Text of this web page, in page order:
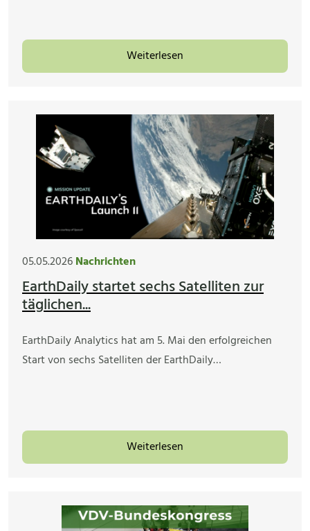
Weiterlesen
05.05.2026Nachrichten
EarthDaily startet sechs Satelliten zur
täglichen...
EarthDaily Analytics hat am 5. Mai den erfolgreichen
Start von sechs Satelliten der EarthDaily…
Weiterlesen